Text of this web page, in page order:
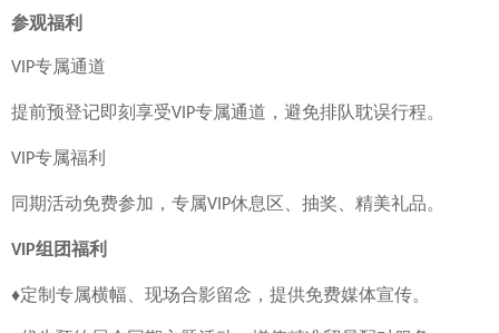
参观福利
VIP专属通道
提前预登记即刻享受VIP专属通道，避免排队耽误行程。
VIP专属福利
同期活动免费参加，专属VIP休息区、抽奖、精美礼品。
VIP组团福利
♦定制专属横幅、现场合影留念，提供免费媒体宣传。